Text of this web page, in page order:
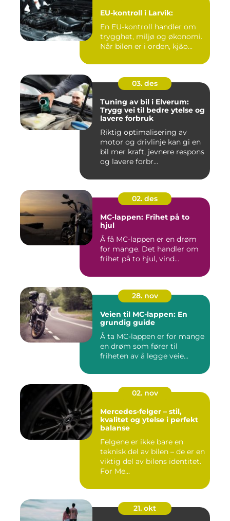
EU-kontroll i Larvik:
En EU-kontroll handler om
trygghet, miljø og økonomi.
Når bilen er i orden, kj&o...
03. des
Tuning av bil i Elverum:
Trygg vei til bedre ytelse og
lavere forbruk
Riktig optimalisering av
motor og drivlinje kan gi en
bil mer kraft, jevnere respons
og lavere forbr...
02. des
MC-lappen: Frihet på to
hjul
Å få MC-lappen er en drøm
for mange. Det handler om
frihet på to hjul, vind...
28. nov
Veien til MC-lappen: En
grundig guide
Å ta MC-lappen er for mange
en drøm som fører til
friheten av å legge veie...
02. nov
Mercedes-felger – stil,
kvalitet og ytelse i perfekt
balanse
Felgene er ikke bare en
teknisk del av bilen – de er en
viktig del av bilens identitet.
For Me...
21. okt